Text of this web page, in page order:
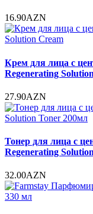
16.90AZN
Крем для лица с
Regenerating
27.90AZN
Тонер для лица с
Regenerating
32.00AZN